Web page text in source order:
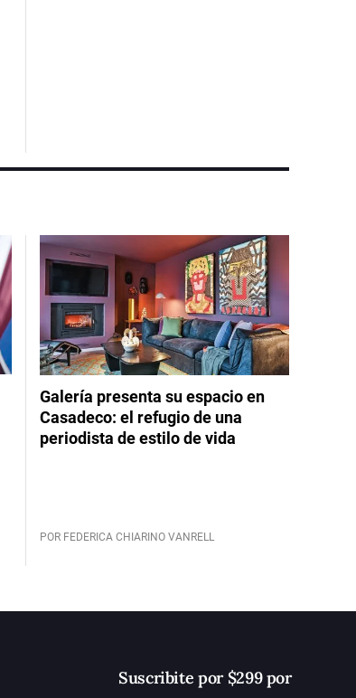
Galería presenta su espacio en
Casadeco: el refugio de una
periodista de estilo de vida
POR FEDERICA CHIARINO VANRELL
Suscribite por $299 por